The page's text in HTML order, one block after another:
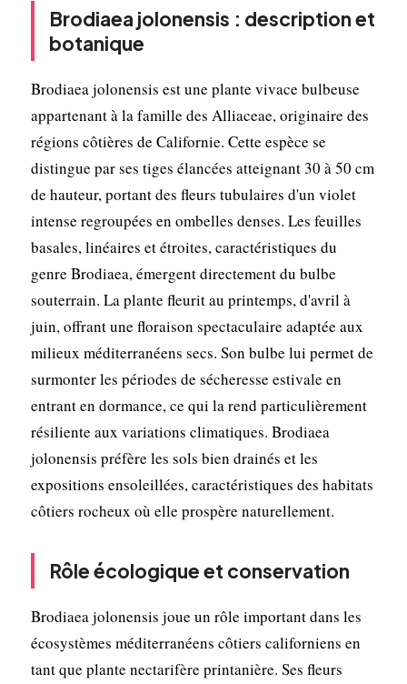
Brodiaea jolonensis : description et
botanique
Brodiaea jolonensis est une plante vivace bulbeuse
appartenant à la famille des Alliaceae, originaire des
régions côtières de Californie. Cette espèce se
distingue par ses tiges élancées atteignant 30 à 50 cm
de hauteur, portant des fleurs tubulaires d'un violet
intense regroupées en ombelles denses. Les feuilles
basales, linéaires et étroites, caractéristiques du
genre Brodiaea, émergent directement du bulbe
souterrain. La plante fleurit au printemps, d'avril à
juin, offrant une floraison spectaculaire adaptée aux
milieux méditerranéens secs. Son bulbe lui permet de
surmonter les périodes de sécheresse estivale en
entrant en dormance, ce qui la rend particulièrement
résiliente aux variations climatiques. Brodiaea
jolonensis préfère les sols bien drainés et les
expositions ensoleillées, caractéristiques des habitats
côtiers rocheux où elle prospère naturellement.
Rôle écologique et conservation
Brodiaea jolonensis joue un rôle important dans les
écosystèmes méditerranéens côtiers californiens en
tant que plante nectarifère printanière. Ses fleurs